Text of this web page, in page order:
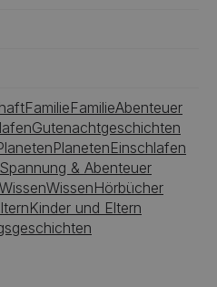
FamilieFamilieAbenteuer
Gutenachtgeschichten
PlanetenEinschlafen
Spannung & Abenteuer
WissenWissenHörbücher
Kinder und Eltern